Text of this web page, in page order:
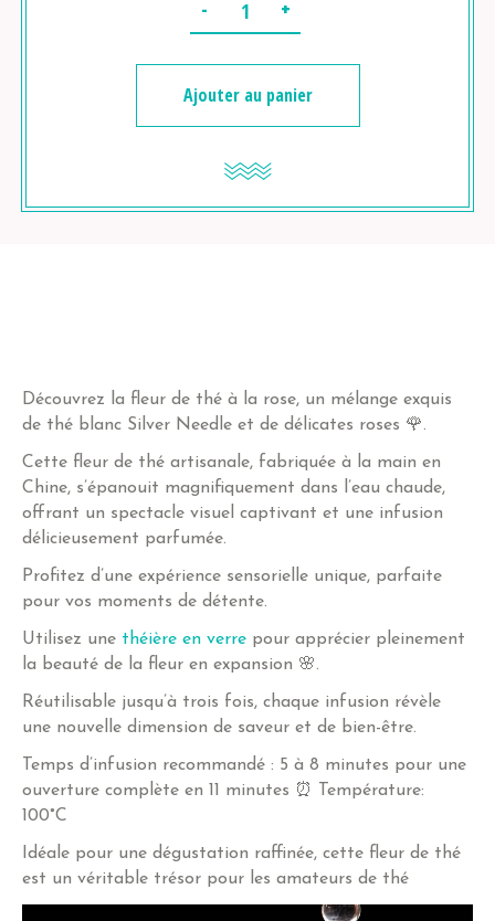
Ajouter au panier
Découvrez la fleur de thé à la rose, un mélange exquis
de thé blanc Silver Needle et de délicates roses 🌹.
Cette fleur de thé artisanale, fabriquée à la main en
Chine, s’épanouit magnifiquement dans l’eau chaude,
offrant un spectacle visuel captivant et une infusion
délicieusement parfumée.
Profitez d’une expérience sensorielle unique, parfaite
pour vos moments de détente.
Utilisez une théière en verre pour apprécier pleinement
la beauté de la fleur en expansion 🌸.
Réutilisable jusqu’à trois fois, chaque infusion révèle
une nouvelle dimension de saveur et de bien-être.
Temps d’infusion recommandé : 5 à 8 minutes pour une
ouverture complète en 11 minutes ⏰ Température:
100°C
Idéale pour une dégustation raffinée, cette fleur de thé
est un véritable trésor pour les amateurs de thé